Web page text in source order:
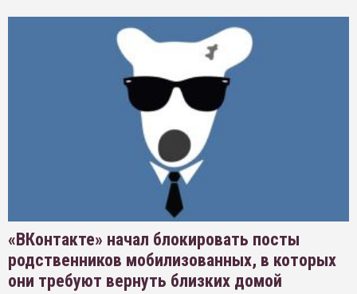
«ВКонтакте» начал блокировать посты
родственников мобилизованных, в которых
они требуют вернуть близких домой